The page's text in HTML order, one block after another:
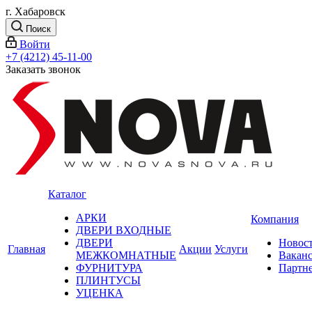
г. Хабаровск
Поиск
Войти
+7 (4212) 45-11-00
Заказать звонок
Главная
Каталог
АРКИ
ДВЕРИ ВХОДНЫЕ
ДВЕРИ
МЕЖКОМНАТНЫЕ
ФУРНИТУРА
ПЛИНТУСЫ
УЦЕНКА
Акции Услуги
Компания